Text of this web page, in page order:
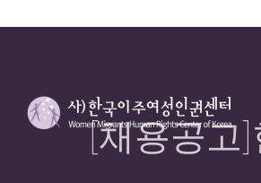
[채용공고